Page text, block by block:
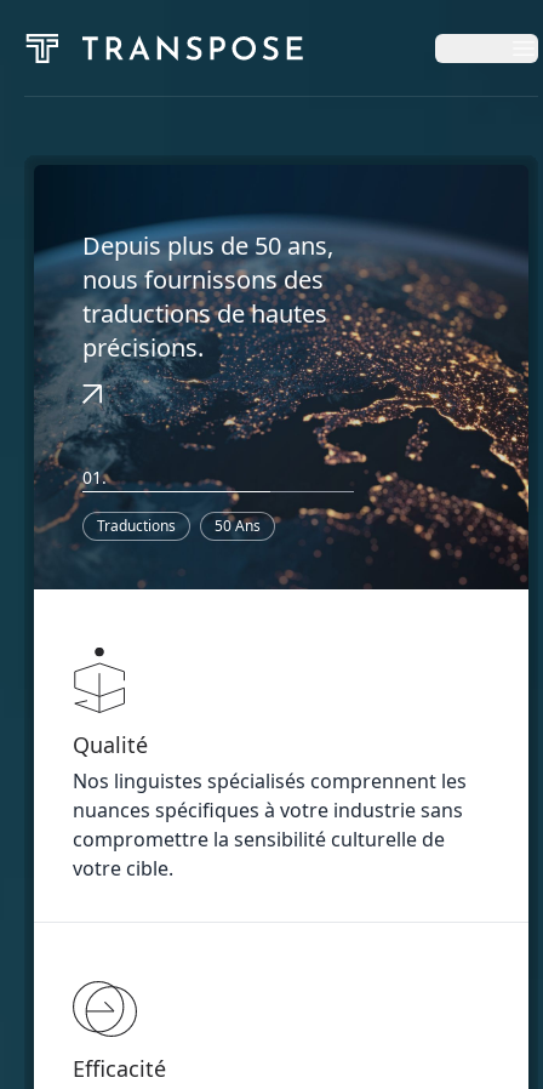
Accueil
Services
Blog
À Propos
Français
Depuis plus de 50 ans,
nous fournissons des
traductions de hautes
précisions.
01.
Traductions 50 Ans
Qualité
Nos linguistes spécialisés comprennent les
nuances spécifiques à votre industrie sans
compromettre la sensibilité culturelle de
votre cible.
Efficacité